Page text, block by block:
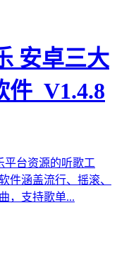
安卓三大
_V1.4.8
平台资源的听歌工
件涵盖流行、摇滚、
，支持歌单...